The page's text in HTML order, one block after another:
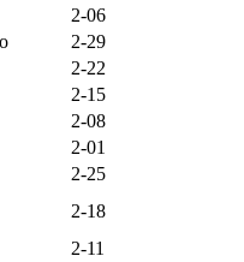
2-06
2-29
2-22
2-15
2-08
2-01
2-25
2-18
2-11